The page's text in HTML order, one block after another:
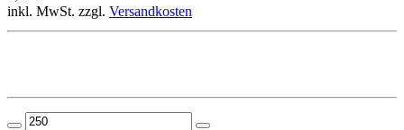
inkl. MwSt. zzgl. Versandkosten